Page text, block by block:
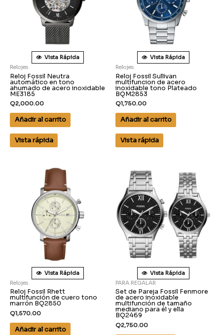
Vista Rápida
Relojes
Reloj Fossil Neutra
automático en tono
ahumado de acero inoxidable
ME3185
Q2,000.00
Añadir al carrito
Vista rápida
Vista Rápida
Relojes
Reloj Fossil Sullivan
multifuncion de acero
inoxidable tono Plateado
BQM2853
Q1,750.00
Añadir al carrito
Vista rápida
Vista Rápida
Relojes
Reloj Fossil Rhett
multifunción de cuero tono
marrón BQ2850
Q1,570.00
Añadir al carrito
Vista Rápida
PARA REGALAR
Set de Pareja Fossil Fenmore
de acero inoxidable
multifunción de tamaño
mediano para él y ella
BQ2469
Q2,750.00